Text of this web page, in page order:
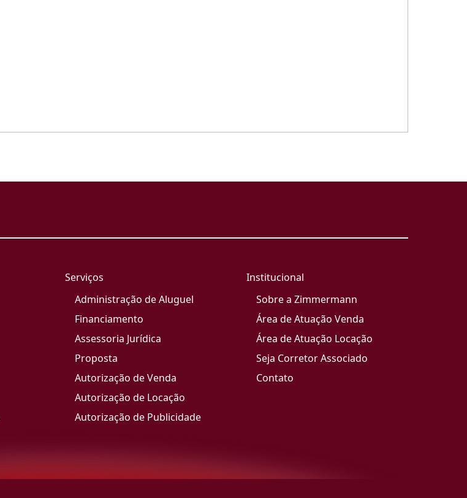
Serviços
Administração de Aluguel
Financiamento
Assessoria Jurídica
Proposta
Autorização de Venda
Autorização de Locação
Autorização de Publicidade
Institucional
Sobre a Zimmermann
Área de Atuação Venda
Área de Atuação Locação
Seja Corretor Associado
Contato